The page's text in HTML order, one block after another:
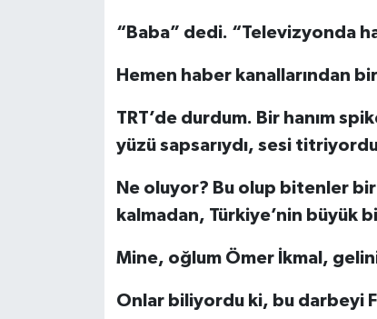
“Baba” dedi. “Televizyonda
Hemen haber kanallarından
TRT’de durdum. Bir hanım
yüzü sapsarıydı, sesi
Ne oluyor? Bu olup bitenler bir
kalmadan, Türkiye’nin büyük
Mine, oğlum Ömer İkmal,
Onlar biliyordu ki, bu darbeyi